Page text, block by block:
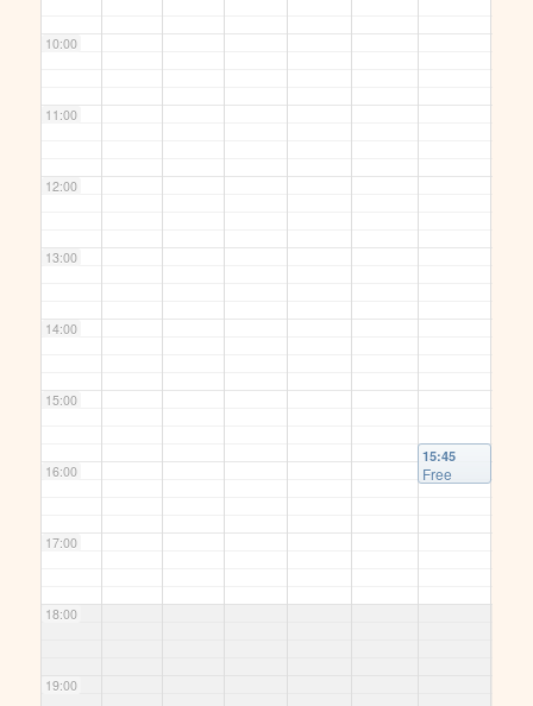
10:00
11:00
12:00
13:00
14:00
15:00
16:00
17:00
18:00
19:00
15:45
Free